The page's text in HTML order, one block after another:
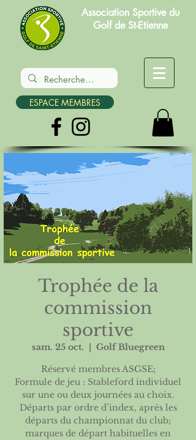
Association Sportive du
Golf de St-Etienne
ESPACE MEMBRES
Trophée de la
commission
sportive
sam. 25 oct.
Golf Bluegreen
Réservé membres ASGSE;
Formule de jeu : Stableford individuel
sur une ou deux journées au choix.
Départs par ordre d’index, après les
départs du championnat du club;
marques de départ habituelles en